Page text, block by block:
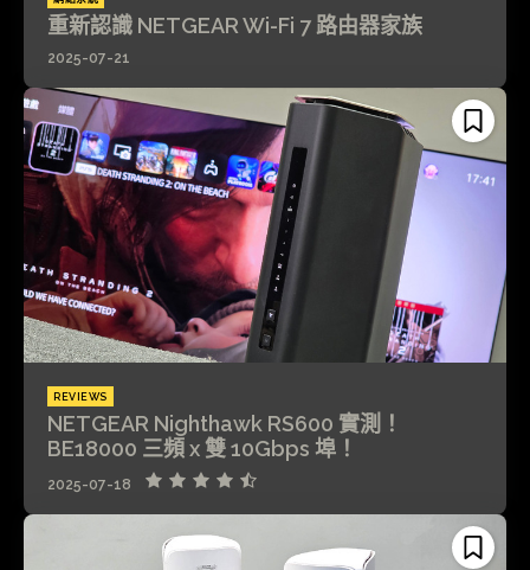
重新認識 NETGEAR Wi-Fi 7 路由器家族
2025-07-21
REVIEWS
NETGEAR Nighthawk RS600 實測！
BE18000 三頻 x 雙 10Gbps 埠！
2025-07-18